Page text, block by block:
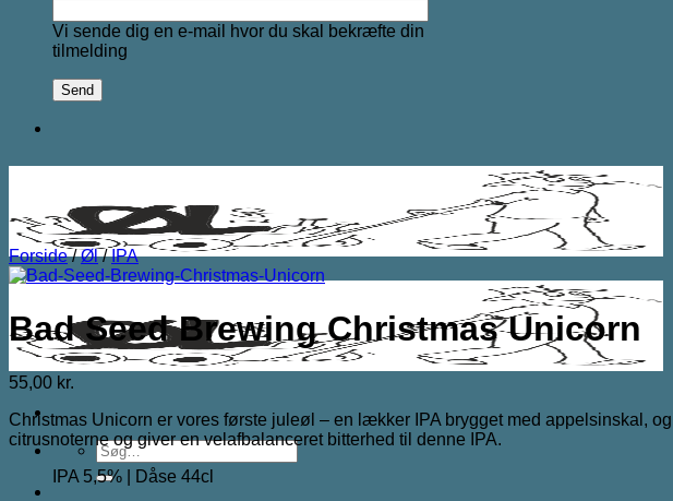
Vi sende dig en e-mail hvor du skal bekræfte din
tilmelding
Søg
efter:
Forside / Øl / IPA
Bad Seed Brewing Christmas Unicorn
55,00 kr.
Christmas Unicorn er vores første juleøl – en lækker IPA brygget med appelsinskal,
citrusnoterne og giver en velafbalanceret bitterhed til denne IPA.
IPA 5,5% | Dåse 44cl